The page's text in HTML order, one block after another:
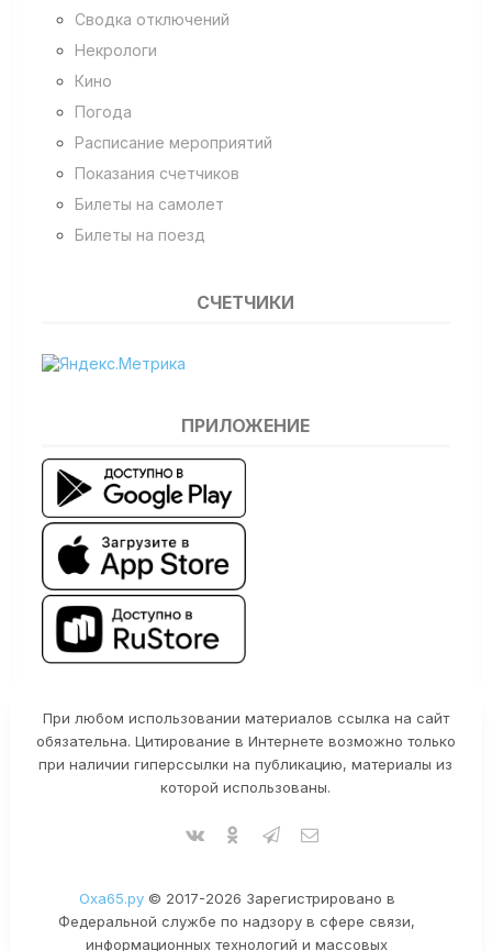
Сводка отключений
Некрологи
Кино
Погода
Расписание мероприятий
Показания счетчиков
Билеты на самолет
Билеты на поезд
СЧЕТЧИКИ
ПРИЛОЖЕНИЕ
При любом использовании материалов ссылка на сайт
обязательна. Цитирование в Интернете возможно только
при наличии гиперссылки на публикацию, материалы из
которой использованы.
Оха65.ру© 2017-2026 Зарегистрировано в
Федеральной службе по надзору в сфере связи,
информационных технологий и массовых